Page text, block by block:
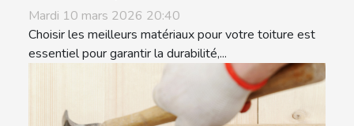
Mardi 10 mars 2026 20:40
Choisir les meilleurs matériaux pour votre toiture est
essentiel pour garantir la durabilité,...